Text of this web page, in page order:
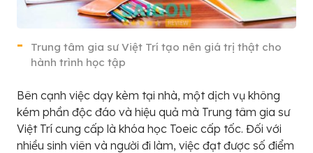
Trung tâm gia sư Việt Trí tạo nên giá trị thật cho
hành trình học tập
Bên cạnh việc dạy kèm tại nhà, một dịch vụ không
kém phần độc đáo và hiệu quả mà Trung tâm gia sư
Việt Trí cung cấp là khóa học Toeic cấp tốc. Đối với
nhiều sinh viên và người đi làm, việc đạt được số điểm